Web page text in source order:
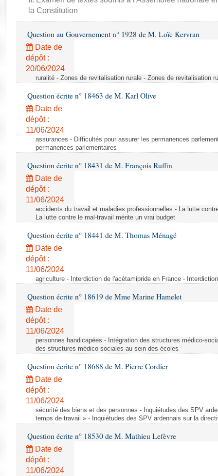
Rapports d'enquête
Rapports législatifs
Baromètre de l’application des lois
Dossiers législatifs
Budget et sécurité sociale
la Constitution
Question au Gouvernement n° 1928 de M. Loïc Kervran
Date de
dépôt :
20/06/2024
ruralité - Zones de revitalisation rurale - Zones de revitalisation
Question écrite n° 18463 de M. Karl Olive
Date de
dépôt :
11/06/2024
assurances - Difficultés pour assurer les permanences
permanences parlementaires
Question écrite n° 18431 de M. François Ruffin
Date de
dépôt :
11/06/2024
accidents du travail et maladies professionnelles - La lutte
La lutte contre le mal-travail mérite un vrai budget
Question écrite n° 18441 de M. Thomas Ménagé
Date de
dépôt :
11/06/2024
agriculture - Interdiction de l'acétamipride en France -
Question écrite n° 18619 de Mme Marine Hamelet
Date de
dépôt :
11/06/2024
personnes handicapées - Intégration des structures médico-
des structures médico-sociales au sein des écoles
Question écrite n° 18688 de M. Pierre Cordier
Date de
dépôt :
11/06/2024
sécurité des biens et des personnes - Inquiétudes des SPV
temps de travail » - Inquiétudes des SPV ardennais sur la
Question écrite n° 18530 de M. Mathieu Lefèvre
Date de
dépôt :
11/06/2024